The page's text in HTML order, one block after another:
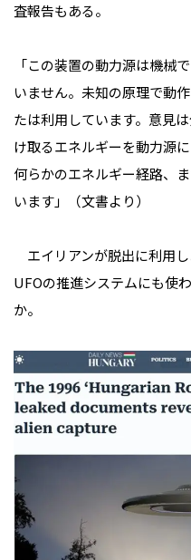
査報告もある。
「この装置の動力源は機械
いません。未知の原理で動
たは利用しています。意見
け取るエネルギーを動力源
何らかのエネルギー経路、
います」（文書より）
エイリアンが脱出に利用
UFOの推進システムにも使
か。